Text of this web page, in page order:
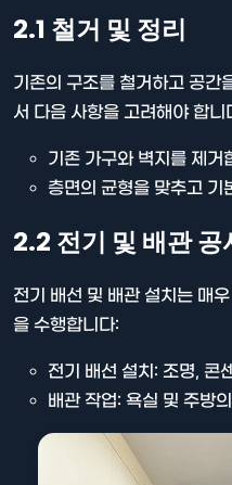
2.1 철거 및 정리
기존의 구조를 철거하고 공간
서 다음 사항을 고려해야 합니
기존 가구와 벽지를 제거
층면의 균형을 맞추고 기
2.2 전기 및 배관 공
전기 배선 및 배관 설치는 매
을 수행합니다:
전기 배선 설치: 조명, 콘
배관 작업: 욕실 및 주방